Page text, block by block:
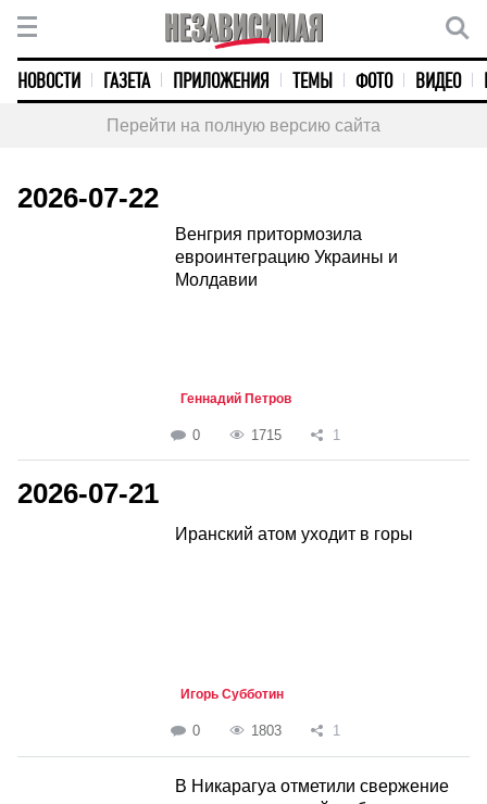
НОВОСТИ ГАЗЕТА ПРИЛОЖЕНИЯ ТЕМЫ ФОТО ВИДЕО
Перейти на полную версию сайта
2026-07-22
Венгрия притормозила
евроинтеграцию Украины и
Молдавии
Геннадий Петров
0 1715 1
2026-07-21
Иранский атом уходит в горы
Игорь Субботин
0 1803 1
В Никарагуа отметили свержение